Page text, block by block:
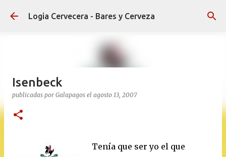
Ir al contenido principal
Logia Cervecera - Bares y Cerveza
Isenbeck
publicadas por Galapagos el agosto 13, 2007
Tenía que ser yo el que